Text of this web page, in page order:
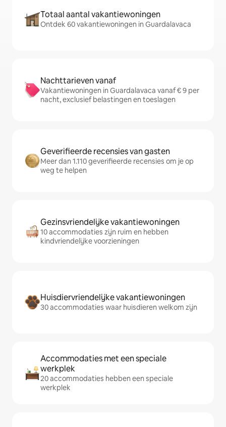
Totaal aantal vakantiewoningen
Ontdek 60 vakantiewoningen in Guardalavaca
Nachttarieven vanaf
Vakantiewoningen in Guardalavaca vanaf € 9 per
nacht, exclusief belastingen en toeslagen
Geverifieerde recensies van gasten
Meer dan 1.110 geverifieerde recensies om je op
weg te helpen
Gezinsvriendelijke vakantiewoningen
10 accommodaties zijn ruim en hebben
kindvriendelijke voorzieningen
Huisdiervriendelijke vakantiewoningen
30 accommodaties waar huisdieren welkom zijn
Accommodaties met een speciale
werkplek
20 accommodaties hebben een speciale
werkplek